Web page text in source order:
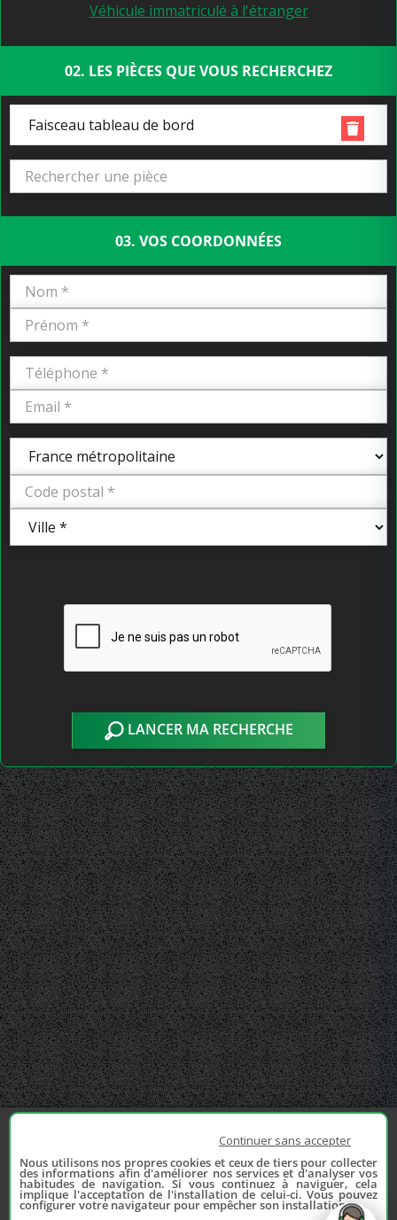
Véhicule immatriculé à l'étranger
02. LES PIÈCES QUE VOUS RECHERCHEZ
Faisceau tableau de bord
03. VOS COORDONNÉES
LANCER MA RECHERCHE
Continuer sans accepter
Nous utilisons nos propres cookies et ceux de tiers pour collecter
des informations afin d'améliorer nos services et d'analyser vos
habitudes de navigation. Si vous continuez à naviguer, cela
implique l'acceptation de l'installation de celui-ci. Vous pouvez
configurer votre navigateur pour empêcher son installation.